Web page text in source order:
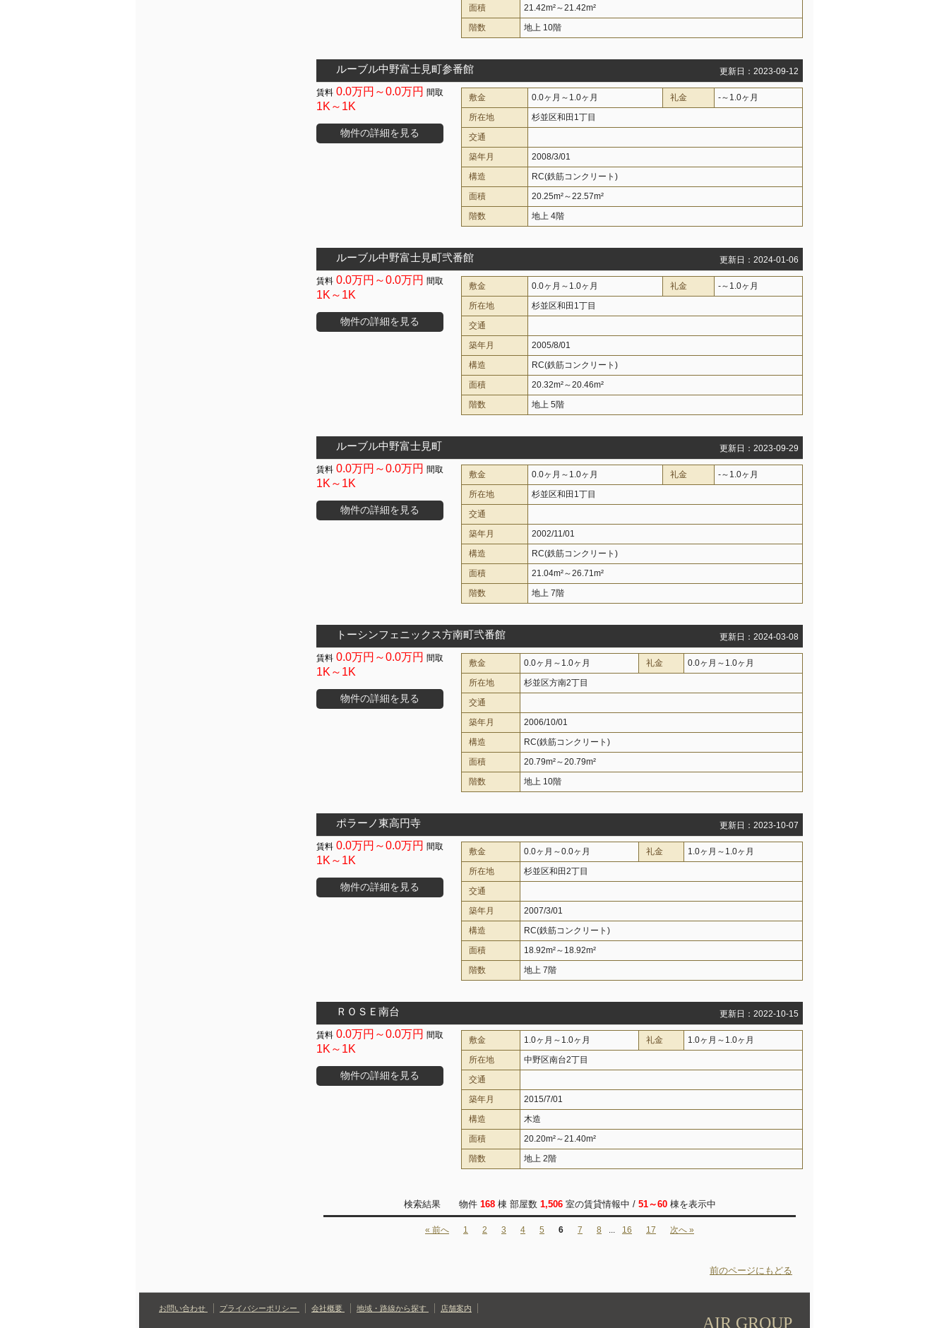
面積
21.42m²～21.42m²
階数
地上 10階
ルーブル中野富士見町参番館 更新日：2023-09-12
0.0万円～0.0万円
1K～1K
物件の詳細を見る
敷金 0.0ヶ月～1.0ヶ月 礼金
-～1.0ヶ月
所在地
杉並区和田1丁目
交通
築年月
2008/3/01
構造
RC(鉄筋コンクリート)
面積
20.25m²～22.57m²
階数
地上 4階
ルーブル中野富士見町弐番館 更新日：2024-01-06
0.0万円～0.0万円
1K～1K
物件の詳細を見る
敷金 0.0ヶ月～1.0ヶ月 礼金
-～1.0ヶ月
所在地
杉並区和田1丁目
交通
築年月
2005/8/01
構造
RC(鉄筋コンクリート)
面積
20.32m²～20.46m²
階数
地上 5階
ルーブル中野富士見町 更新日：2023-09-29
0.0万円～0.0万円
1K～1K
物件の詳細を見る
敷金 0.0ヶ月～1.0ヶ月 礼金
-～1.0ヶ月
所在地
杉並区和田1丁目
交通
築年月
2002/11/01
構造
RC(鉄筋コンクリート)
面積
21.04m²～26.71m²
階数
地上 7階
トーシンフェニックス方南町弐番館 更新日：2024-03-08
0.0万円～0.0万円
1K～1K
物件の詳細を見る
敷金 0.0ヶ月～1.0ヶ月 礼金
0.0ヶ月～1.0ヶ月
所在地
杉並区方南2丁目
交通
築年月
2006/10/01
構造
RC(鉄筋コンクリート)
面積
20.79m²～20.79m²
階数
地上 10階
ポラーノ東高円寺 更新日：2023-10-07
0.0万円～0.0万円
1K～1K
物件の詳細を見る
敷金 0.0ヶ月～0.0ヶ月 礼金
1.0ヶ月～1.0ヶ月
所在地
杉並区和田2丁目
交通
築年月
2007/3/01
構造
RC(鉄筋コンクリート)
面積
18.92m²～18.92m²
階数
地上 7階
ＲＯＳＥ南台 更新日：2022-10-15
0.0万円～0.0万円
1K～1K
物件の詳細を見る
敷金 1.0ヶ月～1.0ヶ月 礼金
1.0ヶ月～1.0ヶ月
所在地
中野区南台2丁目
交通
築年月
2015/7/01
構造
木造
面積
20.20m²～21.40m²
階数
地上 2階
検索結果 物件 168棟 部屋数 1,506室の賃貸情報中 / 51～60棟を表示中
« 前へ 1 2 3 4 5 6 7 8 ... 16 17 次へ »
前のページにもどる
お問い合わせ プライバシーポリシー 会社概要 地域・路線から探す 店舗案内
AIR GROUP